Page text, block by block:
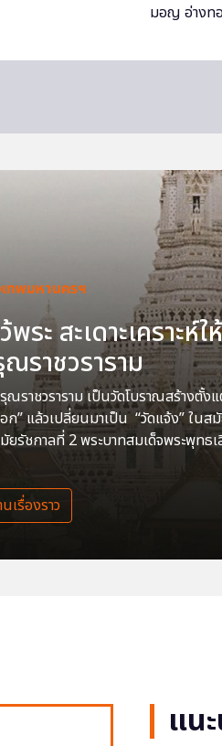
ทพมหานครฯ
พระ สะเดาะเคราะ
ราชวราราม
ณราชวราราม เป็นวัดโบราณสร้างตั้ง
ก” แล้วเปลี่ยนมาเป็น “วัดแจ้ง” ในส
ยรัชกาลที่ 2 พระบาทสมเด็จพระพุทธ
เรื่องราว
แน